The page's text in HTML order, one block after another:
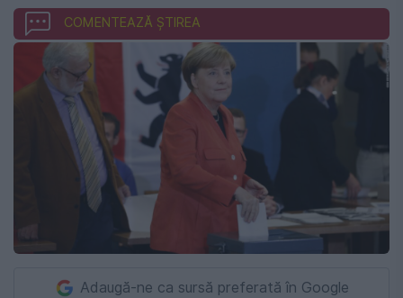
COMENTEAZĂ ȘTIREA
Adaugă-ne ca sursă preferată în Google